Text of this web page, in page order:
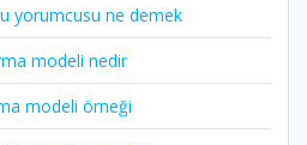
yorumcusu ne demek
modeli nedir
modeli örneği